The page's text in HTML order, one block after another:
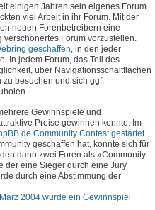
einigen Jahren sein eigenes Forum
viel Arbeit in ihr Forum. Mit der
neuen Forenbetreibern eine
verschönertes Forum vorzustellen.
geschaffen, in den jeder
In jedem Forum, das Teil des
über Navigationsschaltflächen
besuchen und sich ggf.
Gewinnspiele und
Preise gewinnen konnte. Im
Community Contest gestartet.
geschaffen hat, konnte sich für
dann zwei Foren als »Community
der eine Sieger durch eine Jury
durch eine Abstimmung der
2004 wurde ein Gewinnspiel